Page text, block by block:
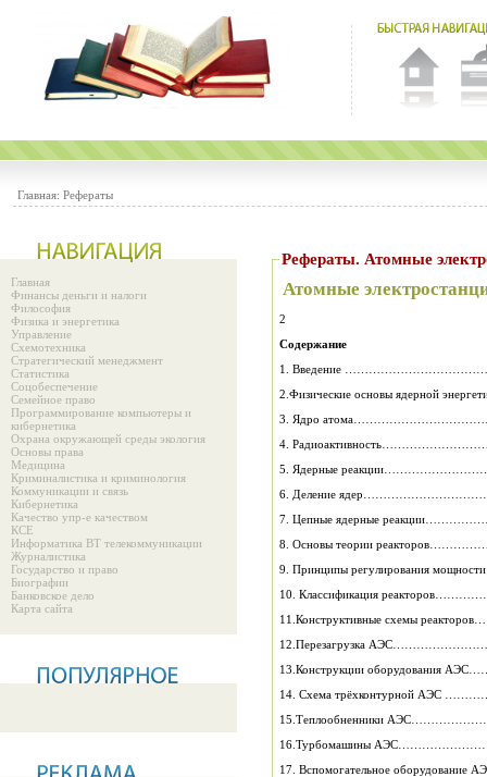
Главная: Рефераты
Главная
Финансы деньги и налоги
Философия
Физика и энергетика
Управление
Схемотехника
Стратегический менеджмент
Статистика
Соцобеспечение
Семейное право
Программирование компьютеры и
кибернетика
Охрана окружающей среды экология
Основы права
Медицина
Криминалистика и криминология
Коммуникации и связь
Кибернетика
Качество упр-е качеством
КСЕ
Информатика ВТ телекоммуникации
Журналистика
Государство и право
Биографии
Банковское дело
Карта сайта
Рефераты. Атомные
Атомные
2
Содержание
2.Физические основы ядерной
3. Ядро
4.
5. Ядерные
6. Деление
10. Классификация
11.Конструктивные схемы
14. Схема трёхконтурной
17. Вспомогательное